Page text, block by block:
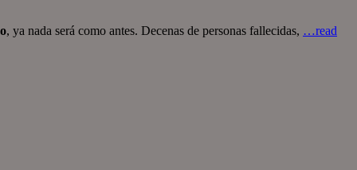
, ya nada será como antes. Decenas de personas fallecidas, …read